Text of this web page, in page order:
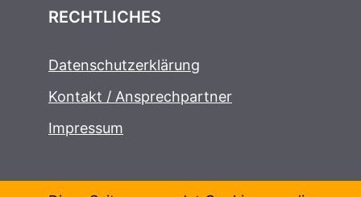
RECHTLICHES
Datenschutzerklärung
Kontakt / Ansprechpartner
Impressum